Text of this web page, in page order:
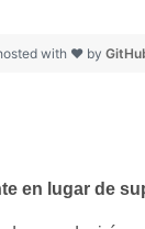
with ❤ by
en lugar de